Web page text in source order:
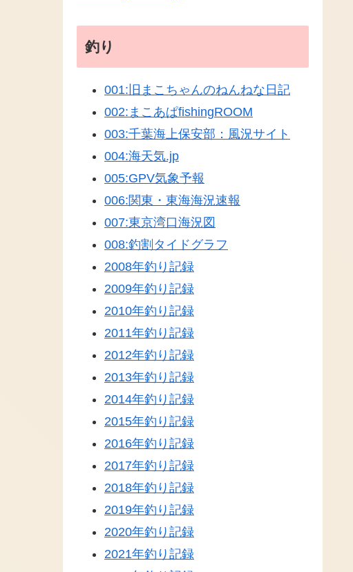
釣り
001:旧まこちゃんのねんねな日記
002:まこあぱfishingROOM
003:千葉海上保安部：風況サイト
004:海天気.jp
005:GPV気象予報
006:関東・東海海況速報
007:東京湾口海況図
008:釣割タイドグラフ
2008年釣り記録
2009年釣り記録
2010年釣り記録
2011年釣り記録
2012年釣り記録
2013年釣り記録
2014年釣り記録
2015年釣り記録
2016年釣り記録
2017年釣り記録
2018年釣り記録
2019年釣り記録
2020年釣り記録
2021年釣り記録